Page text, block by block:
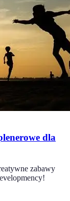
dla
zabawy